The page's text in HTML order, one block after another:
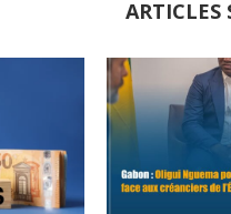
ARTICLES